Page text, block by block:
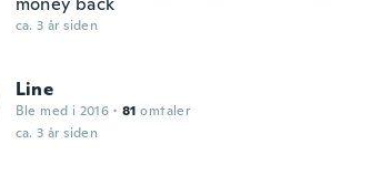
ca. 3 år siden
Line
Ble med i 2016 · 81 omtaler
ca. 3 år siden